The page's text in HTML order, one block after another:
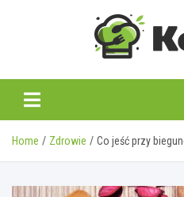
keto.pl
Home Zdrowie Co jeść przy